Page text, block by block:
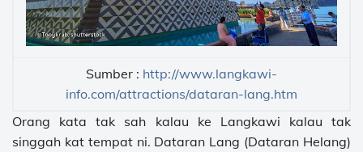
Sumber : http://www.langkawi-
info.com/attractions/dataran-lang.htm
Orang kata tak sah kalau ke Langkawi kalau tak
singgah kat tempat ni. Dataran Lang (Dataran Helang)